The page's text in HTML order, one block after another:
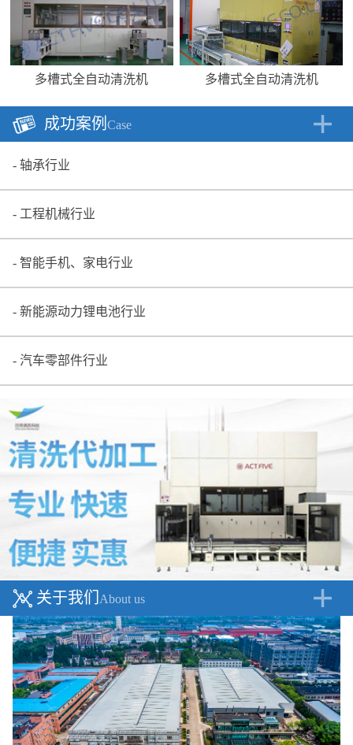
多槽式全自动清洗机 多槽式全自动清洗机
成功案例 Case
轴承行业
工程机械行业
智能手机、家电行业
新能源动力锂电池行业
汽车零部件行业
关于我们 About us